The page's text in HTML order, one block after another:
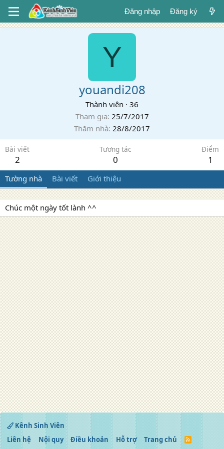
Đăng nhập Đăng ký
Y
youandi208
Thành viên · 36
Tham gia 25/7/2017
Thăm nhà 28/8/2017
Bài viết
2
Tương tác
0
Điểm
1
Tường nhà Bài viết Giới thiệu
Chúc một ngày tốt lành ^^
Kênh Sinh Viên
Liên hệ
Nội quy Điều khoản Hỗ trợ Trang chủ
R